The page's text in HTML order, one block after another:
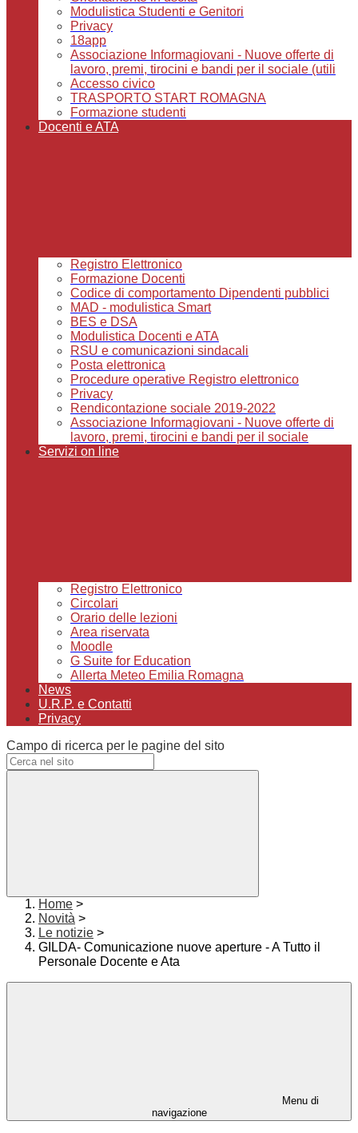
Modulistica Studenti e Genitori
Privacy
18app
Associazione Informagiovani - Nuove offerte di
lavoro, premi, tirocini e bandi per il sociale (utili
Accesso civico
TRASPORTO START ROMAGNA
Formazione studenti
Docenti e ATA
Registro Elettronico
Formazione Docenti
Codice di comportamento Dipendenti pubblici
MAD - modulistica Smart
BES e DSA
Modulistica Docenti e ATA
RSU e comunicazioni sindacali
Posta elettronica
Procedure operative Registro elettronico
Privacy
Rendicontazione sociale 2019-2022
Associazione Informagiovani - Nuove offerte di
lavoro, premi, tirocini e bandi per il sociale
Servizi on line
Registro Elettronico
Circolari
Orario delle lezioni
Area riservata
Moodle
G Suite for Education
Allerta Meteo Emilia Romagna
News
U.R.P. e Contatti
Privacy
Campo di ricerca per le pagine del sito
Home >
Novità >
Le notizie >
GILDA- Comunicazione nuove aperture - A Tutto il
Personale Docente e Ata
Menu di
navigazione